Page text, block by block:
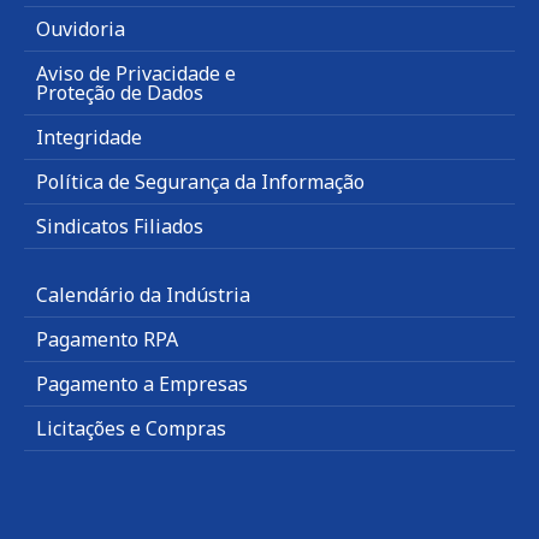
Ouvidoria
Aviso de Privacidade e
Proteção de Dados
Integridade
Política de Segurança da Informação
Sindicatos Filiados
Calendário da Indústria
Pagamento RPA
Pagamento a Empresas
Licitações e Compras